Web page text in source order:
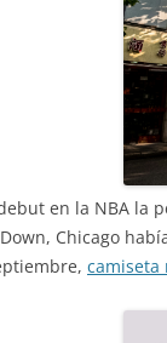
en la NBA
Down, Chicago
camiseta